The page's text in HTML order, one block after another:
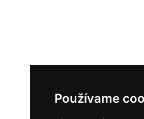
Používame